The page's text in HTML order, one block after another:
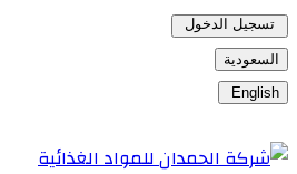
تسجيل الدخول
السعودية
English